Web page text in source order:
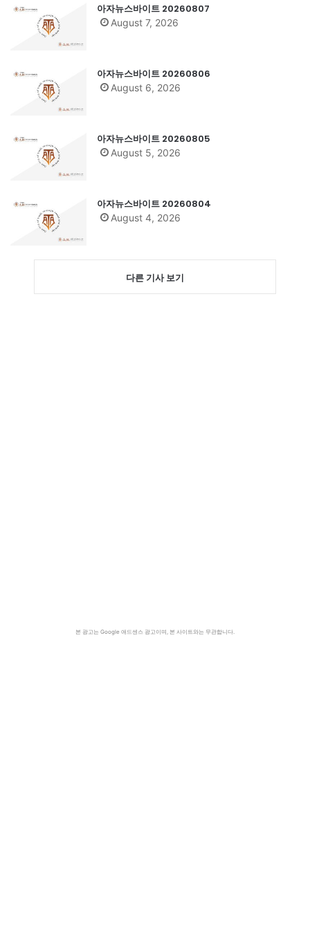
아자뉴스바이트 20260807
August 7, 2026
아자뉴스바이트 20260806
August 6, 2026
아자뉴스바이트 20260805
August 5, 2026
아자뉴스바이트 20260804
August 4, 2026
다른 기사 보기
본 광고는 Google 애드센스 광고이며, 본 사이트와는 무관합니다.